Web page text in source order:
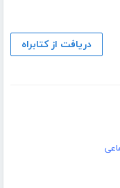
دریافت از کتابراه